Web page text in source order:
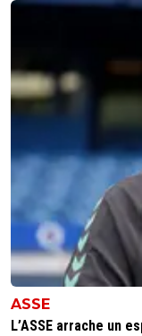
ASSE
L’ASSE arrache un